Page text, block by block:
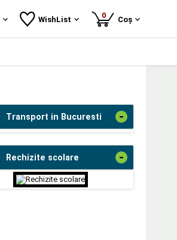
WishList 0produse
Coș
Transport in Bucuresti -
Rechizite scolare -